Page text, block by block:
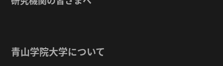
青山学院大学について